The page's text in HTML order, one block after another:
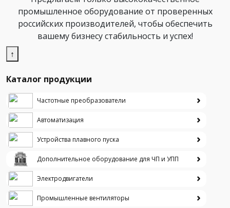
промышленное оборудование от проверенных
российских производителей, чтобы обеспечить
вашему бизнесу стабильность и успех!
↑
Каталог продукции
Частотные преобразователи
Автоматизация
Устройства плавного пуска
Дополнительное оборудование для ЧП и УПП
Электродвигатели
Промышленные вентиляторы